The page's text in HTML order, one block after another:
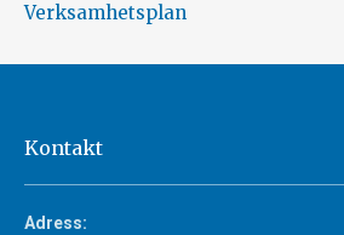
Verksamhetsplan
Kontakt
Adress: